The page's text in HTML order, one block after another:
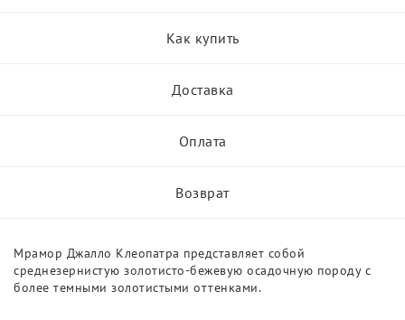
Как купить
Доставка
Оплата
Возврат
Мрамор Джалло Клеопатра представляет собой
среднезернистую золотисто-бежевую осадочную породу с
более темными золотистыми оттенками.